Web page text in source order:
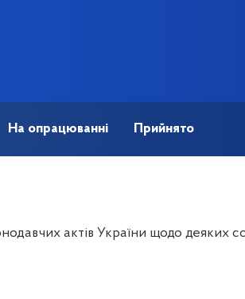
На опрацюванні Прийнято
актів України щодо деяких